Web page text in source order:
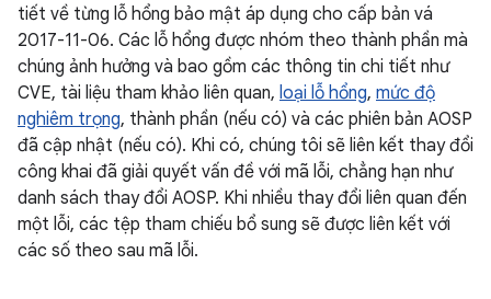
tiết về từng lỗ hổng bảo mật áp dụng cho cấp bản vá
2017-11-06. Các lỗ hổng được nhóm theo thành phần mà
chúng ảnh hưởng và bao gồm các thông tin chi tiết như
CVE, tài liệu tham khảo liên quan, loại lỗ hổng, mức độ
nghiêm trọng, thành phần (nếu có) và các phiên bản AOSP
đã cập nhật (nếu có). Khi có, chúng tôi sẽ liên kết thay đổi
công khai đã giải quyết vấn đề với mã lỗi, chẳng hạn như
danh sách thay đổi AOSP. Khi nhiều thay đổi liên quan đến
một lỗi, các tệp tham chiếu bổ sung sẽ được liên kết với
các số theo sau mã lỗi.